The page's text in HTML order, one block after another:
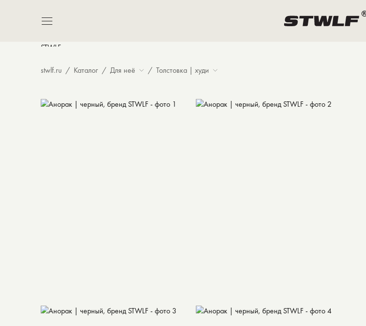
stwlf.ru Каталог Для неё Толстовка | худи